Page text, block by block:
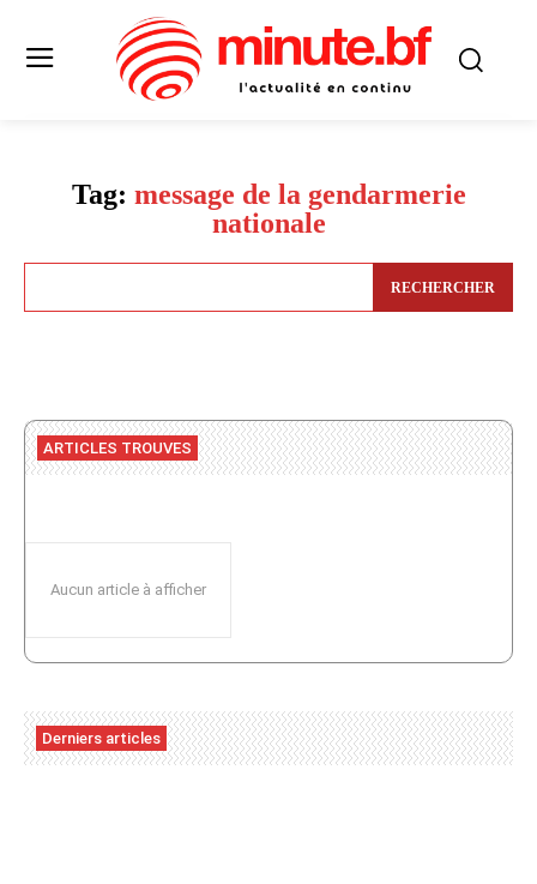
Tag: message de la gendarmerie
nationale
RECHERCHER
ARTICLES TROUVES
Aucun article à afficher
Derniers articles